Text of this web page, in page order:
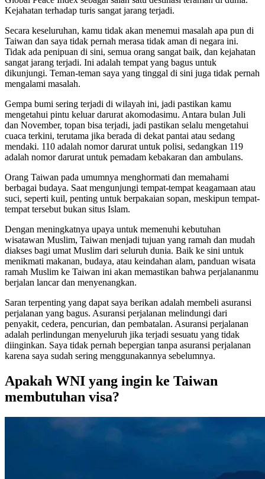
Kejahatan terhadap turis sangat jarang terjadi.
Secara keseluruhan, kamu tidak akan menemui masalah apa pun di
Taiwan dan saya tidak pernah merasa tidak aman di negara ini.
Tidak ada penipuan di sini, semua orang sangat baik, dan kejahatan
sangat jarang terjadi. Ini adalah tempat yang bagus untuk
dikunjungi. Teman-teman saya yang tinggal di sini juga tidak pernah
mengalami masalah.
Gempa bumi sering terjadi di wilayah ini, jadi pastikan kamu
mengetahui pintu keluar darurat akomodasimu. Antara bulan Juli
dan November, topan bisa terjadi, jadi pastikan selalu mengetahui
cuaca terkini, terutama jika berada di dekat pantai atau sedang
mendaki. 110 adalah nomor darurat untuk polisi, sedangkan 119
adalah nomor darurat untuk pemadam kebakaran dan ambulans.
Orang Taiwan pada umumnya menghormati dan memahami
berbagai budaya. Saat mengunjungi tempat-tempat keagamaan atau
suci, seperti kuil, penting untuk berpakaian sopan, meskipun tempat-
tempat tersebut bukan situs Islam.
Dengan meningkatnya upaya untuk memenuhi kebutuhan
wisatawan Muslim, Taiwan menjadi tujuan yang ramah dan mudah
diakses bagi umat Muslim dari seluruh dunia. Baik ke sini untuk
menikmati makanan, budaya, atau keindahan alam, panduan wisata
ramah Muslim ke Taiwan ini akan memastikan bahwa perjalananmu
berjalan lancar dan menyenangkan.
Saran terpenting yang dapat saya berikan adalah membeli asuransi
perjalanan yang bagus. Asuransi perjalanan melindungi dari
penyakit, cedera, pencurian, dan pembatalan. Asuransi perjalanan
adalah perlindungan menyeluruh jika terjadi sesuatu yang tidak
diinginkan. Saya tidak pernah bepergian tanpa asuransi perjalanan
karena saya sudah sering menggunakannya sebelumnya.
Apakah WNI yang ingin ke Taiwan
membutuhan visa?